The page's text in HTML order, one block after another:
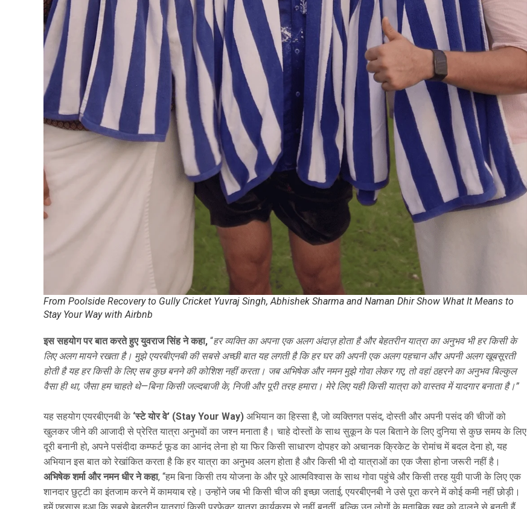
From Poolside Recovery to Gully Cricket Yuvraj Singh, Abhishek Sharma and Naman Dhir Show What It Means to
Stay Your Way with Airbnb
इस सहयोग पर बात करते हुए युवराज सिंह ने कहा, “हर व्यक्ति का अपना एक अलग अंदाज़ होता है और बेहतरीन यात्रा का अनुभव भी हर किसी के
लिए अलग मायने रखता है। मुझे एयरबीएनबी की सबसे अच्छी बात यह लगती है कि हर घर की अपनी एक अलग पहचान और अपनी अलग खूबसूरती
होती है यह हर किसी के लिए सब कुछ बनने की कोशिश नहीं करता। जब अभिषेक और नमन मुझे गोवा लेकर गए, तो वहां ठहरने का अनुभव बिल्कुल
वैसा ही था, जैसा हम चाहते थे—बिना किसी जल्दबाजी के, निजी और पूरी तरह हमारा। मेरे लिए यही किसी यात्रा को वास्तव में यादगार बनाता है।”
यह सहयोग एयरबीएनबी के ‘स्टे योर वे’ (Stay Your Way) अभियान का हिस्सा है, जो व्यक्तिगत पसंद, दोस्ती और अपनी पसंद की चीजों को
खुलकर जीने की आजादी से प्रेरित यात्रा अनुभवों का जश्न मनाता है। चाहे दोस्तों के साथ सुकून के पल बिताने के लिए दुनिया से कुछ समय के लिए
दूरी बनानी हो, अपने पसंदीदा कम्फर्ट फूड का आनंद लेना हो या फिर किसी साधारण दोपहर को अचानक क्रिकेट के रोमांच में बदल देना हो, यह
अभियान इस बात को रेखांकित करता है कि हर यात्रा का अनुभव अलग होता है और किसी भी दो यात्राओं का एक जैसा होना जरूरी नहीं है।
अभिषेक शर्मा और नमन धीर ने कहा, “हम बिना किसी तय योजना के और पूरे आत्मविश्वास के साथ गोवा पहुंचे और किसी तरह युवी पाजी के लिए एक
शानदार छुट्टी का इंतजाम करने में कामयाब रहे। उन्होंने जब भी किसी चीज की इच्छा जताई, एयरबीएनबी ने उसे पूरा करने में कोई कमी नहीं छोड़ी।